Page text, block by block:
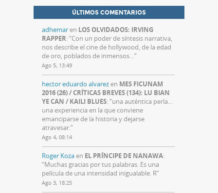
ÚLTIMOS COMENTARIOS
adhemaren LOS OLVIDADOS: IRVING
RAPPER: “Con un poder de síntesis narrativa,
nos describe el cine de hollywood, de la edad
de oro, poblados de inmensos…”
Ago 5, 13:49
hector eduardo alvarezen MES FICUNAM
2016 (26) / CRÍTICAS BREVES (134): LU BIAN
YE CAN / KAILI BLUES: “una auténtica perla…
una experiencia en la que conviene
emanciparse de la historia y dejarse
atravesar.”
Ago 4, 08:14
Roger Kozaen EL PRÍNCIPE DE NANAWA:
“Muchas gracias por tus palabras. Es una
película de una intensidad inigualable. R”
Ago 3, 18:25